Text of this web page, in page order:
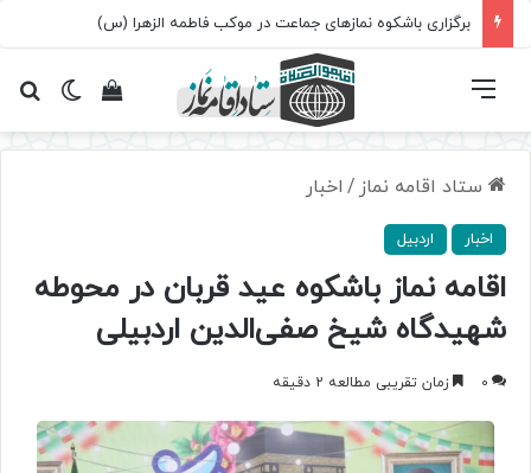
برگزاری باشکوه نمازهای جماعت در موکب فاطمه الزهرا (س)
تغییرمشاهده فهرست
ستاد اقامه نماز / اخبار
اخبار اردبیل
اقامه نماز باشکوه عید قربان در محوطه
شهیدگاه شیخ صفی‌الدین اردبیلی
0 زمان تقریبی مطالعه 2 دقیقه